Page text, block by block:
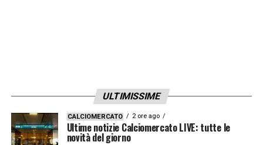
ULTIMISSIME
CALCIOMERCATO 2 ore ago
Ultime notizie Calciomercato LIVE: tutte le
novità del giorno